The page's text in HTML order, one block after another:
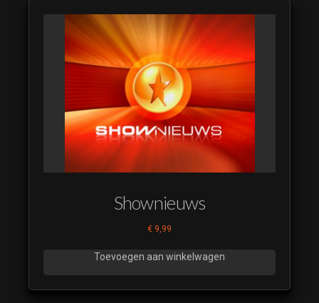
Shownieuws
€ 9,99
Toevoegen aan winkelwagen